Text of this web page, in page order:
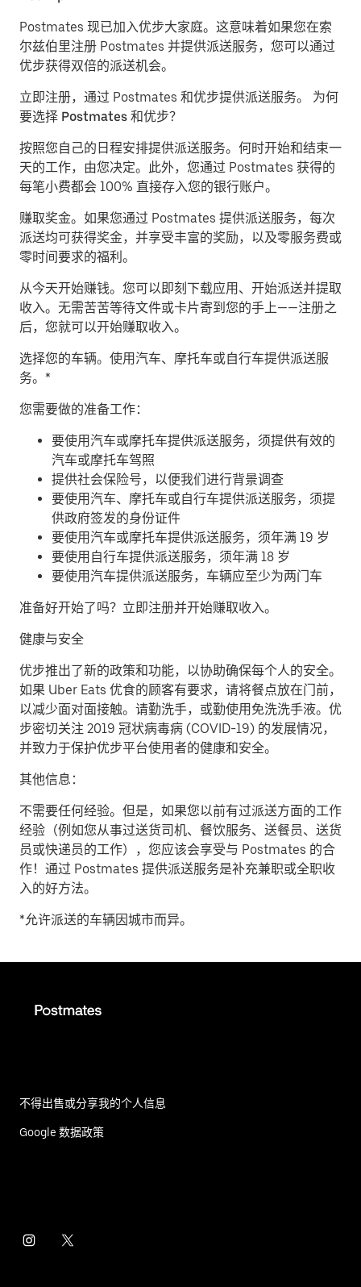
Postmates 现已加入优步大家庭。这意味着如果您在索
尔兹伯里注册 Postmates 并提供派送服务，您可以通过
优步获得双倍的派送机会。
立即注册，通过 Postmates 和优步提供派送服务。 为何
要选择 Postmates 和优步？
按照您自己的日程安排提供派送服务。 何时开始和结束一
天的工作，由您决定。此外，您通过 Postmates 获得的
每笔小费都会 100% 直接存入您的银行账户。
赚取奖金。 如果您通过 Postmates 提供派送服务，每次
派送均可获得奖金，并享受丰富的奖励，以及零服务费或
零时间要求的福利。
从今天开始赚钱。 您可以即刻下载应用、开始派送并提取
收入。无需苦苦等待文件或卡片寄到您的手上——注册之
后，您就可以开始赚取收入。
​选择您的车辆。使用汽车、摩托车或自行车提供派送服
务。*
您需要做的准备工作：
要使用汽车或摩托车提供派送服务，须提供有效的
汽车或摩托车驾照
提供社会保险号，以便我们进行背景调查
要使用汽车、摩托车或自行车提供派送服务，须提
供政府签发的身份证件
要使用汽车或摩托车提供派送服务，须年满 19 岁
要使用自行车提供派送服务，须年满 18 岁
要使用汽车提供派送服务，车辆应至少为两门车
准备好开始了吗？立即注册并开始赚取收入。
健康与安全
优步推出了新的政策和功能，以协助确保每个人的安全。
如果 Uber Eats 优食的顾客有要求，请将餐点放在门前，
以减少面对面接触。请勤洗手，或勤使用免洗洗手液。优
步密切关注 2019 冠状病毒病 (COVID-19) 的发展情况，
并致力于保护优步平台使用者的健康和安全。
其他信息：
不需要任何经验。但是，如果您以前有过派送方面的工作
经验（例如您从事过送货司机、餐饮服务、送餐员、送货
员或快递员的工作），您应该会享受与 Postmates 的合
作！通过 Postmates 提供派送服务是补充兼职或全职收
入的好方法。
*允许派送的车辆因城市而异。
不得出售或分享我的个人信息
Google 数据政策